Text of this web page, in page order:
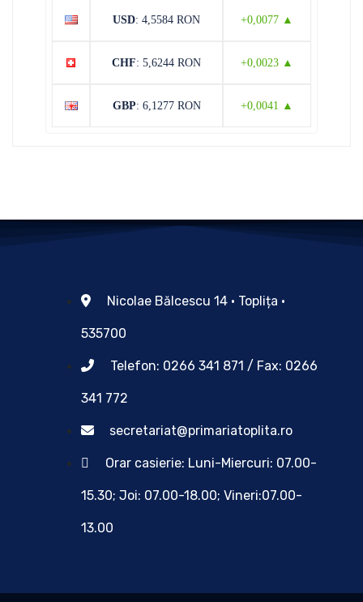
USD: 4,5584 RON +0,0077 ▲
CHF: 5,6244 RON +0,0023 ▲
GBP: 6,1277 RON +0,0041 ▲
Nicolae Bălcescu 14 • Toplița •
535700
Telefon: 0266 341 871 / Fax: 0266
341 772
secretariat@primariatoplita.ro
Orar casierie: Luni-Miercuri: 07.00-
15.30; Joi: 07.00-18.00; Vineri:07.00-
13.00